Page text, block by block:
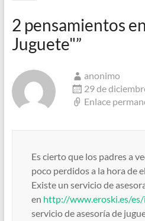
2 pensamientos
Juguete"”
anonimo
29 de
Enlace
Es cierto que los padres a
poco perdidos a la hora de
Existe un servicio de
en http://www.eroski.es/
servicio de asesoría de